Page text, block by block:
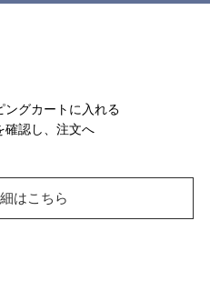
グカートに入れる
認し、注文へ
はこちら